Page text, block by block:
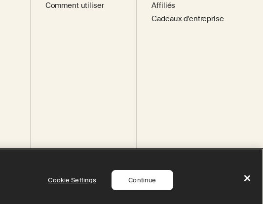
Comment utiliser
Affiliés
Cadeaux d'entreprise
Cookie Settings Continue